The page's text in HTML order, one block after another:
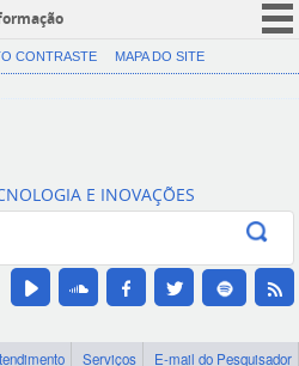
CORONAVÍRUS (COVID-19)
Canais
CONTRASTE MAPA DO SITE
E INOVAÇÕES
Serviços
E-mail do Pesquisador